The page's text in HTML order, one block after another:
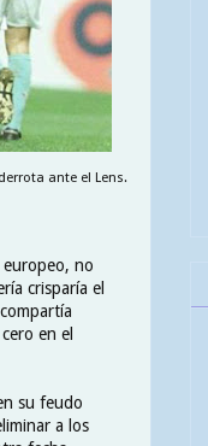
ante el Lens.
no
crisparía el
en el
su feudo
a los